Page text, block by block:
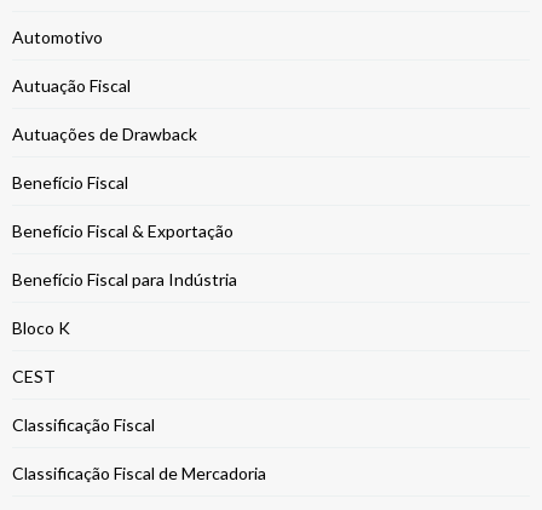
Automotivo
Autuação Fiscal
Autuações de Drawback
Benefício Fiscal
Benefício Fiscal & Exportação
Benefício Fiscal para Indústria
Bloco K
CEST
Classificação Fiscal
Classificação Fiscal de Mercadoria